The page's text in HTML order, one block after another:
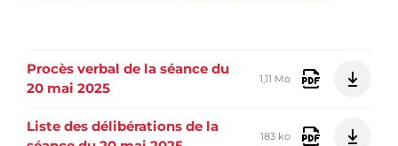
Procès verbal de la séance du
20 mai 2025
1,11 Mo
Liste des délibérations de la
183 ko